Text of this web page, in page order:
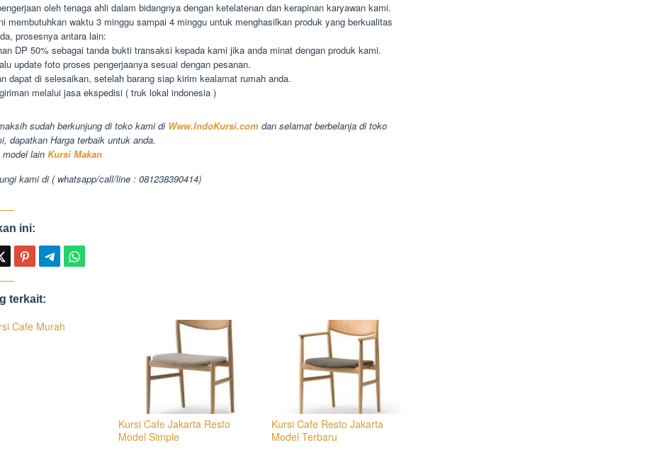
oleh tenaga ahli dalam bidangnya dengan ketelatenan dan kerapinan karyawan kami.
membutuhkan waktu 3 minggu sampai 4 minggu untuk menghasilkan produk yang berkualitas
prosesnya antara lain:
DP 50% sebagai tanda bukti transaksi kepada kami jika anda minat dengan produk kami.
update foto proses pengerjaanya sesuai dengan pesanan.
dapat di selesaikan, setelah barang siap kirim kealamat rumah anda.
melalui jasa ekspedisi ( truk lokal indonesia )
sudah berkunjung di toko kami di Www.IndoKursi.com dan selamat berbelanja di toko
dapatkan Harga terbaik untuk anda.
lain Kursi Makan
kami di ( whatsapp/call/line : 081238390414)
ini:
terkait:
Cafe Murah
Kursi Cafe Jakarta Resto
Model Simple
Kursi Cafe Resto Jakarta
Model Terbaru